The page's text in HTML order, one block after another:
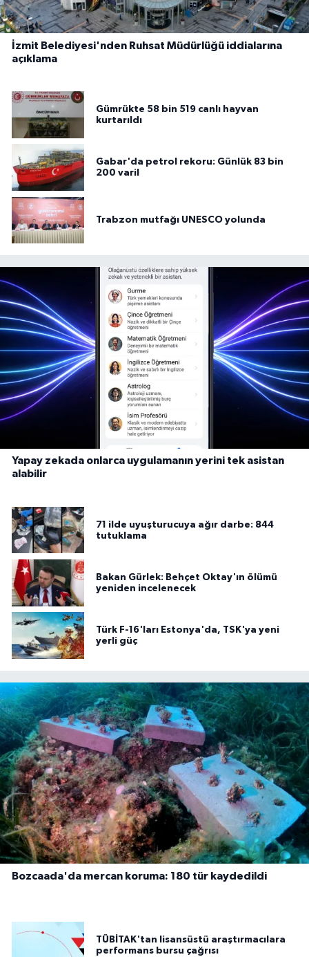
İzmit Belediyesi'nden Ruhsat Müdürlüğü iddialarına
açıklama
Gümrükte 58 bin 519 canlı hayvan
kurtarıldı
Gabar'da petrol rekoru: Günlük 83 bin
200 varil
Trabzon mutfağı UNESCO yolunda
Yapay zekada onlarca uygulamanın yerini tek asistan
alabilir
71 ilde uyuşturucuya ağır darbe: 844
tutuklama
Bakan Gürlek: Behçet Oktay'ın ölümü
yeniden incelenecek
Türk F-16'ları Estonya'da, TSK'ya yeni
yerli güç
Bozcaada'da mercan koruma: 180 tür kaydedildi
TÜBİTAK'tan lisansüstü araştırmacılara
performans bursu çağrısı